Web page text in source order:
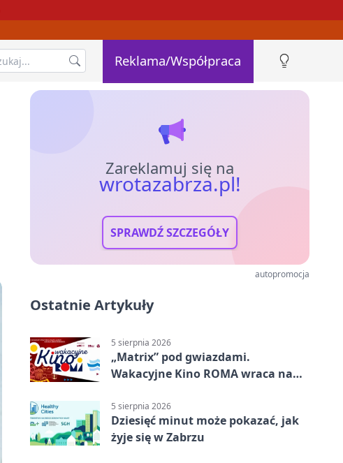
Reklama/Współpraca
Zareklamuj się na
wrotazabrza.pl!
SPRAWDŹ SZCZEGÓŁY
autopromocja
Ostatnie Artykuły
5 sierpnia 2026
„Matrix” pod gwiazdami.
Wakacyjne Kino ROMA wraca na
5 sierpnia 2026
Dziesięć minut może pokazać, jak
żyje się w Zabrzu